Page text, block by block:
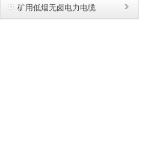
矿用低烟无卤电力电缆